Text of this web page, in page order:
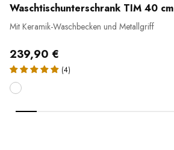
Waschtischunterschrank TIM 40 cm
Mit Keramik-Waschbecken und Metallgriff
239,90 €
(4)